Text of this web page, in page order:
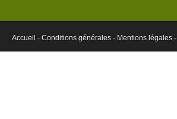
Accueil - Conditions générales - Mentions légales -